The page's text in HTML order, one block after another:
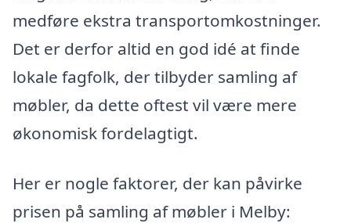
medføre ekstra transportomkostninger.
Det er derfor altid en god idé at finde
lokale fagfolk, der tilbyder samling af
møbler, da dette oftest vil være mere
økonomisk fordelagtigt.
Her er nogle faktorer, der kan påvirke
prisen på samling af møbler i Melby: